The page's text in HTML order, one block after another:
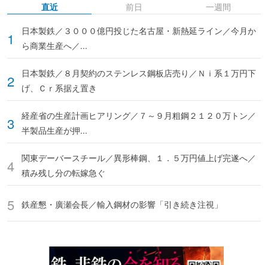
直近
日本製鉄／３０００億円投じた名古屋・新熱延ライン／今月か
ら商業生産へ／...
日本製鉄／８月契約のステンレス鋼板店売り／Ｎｉ系１万円下
げ、Ｃｒ系据え置き
経産省の生産計画ヒアリング／７～９月粗鋼２１２０万トン／
半製品生産が押...
関東デーバースチール／異形棒鋼、１．５万円値上げ完遂へ／
積み残し分の転嫁急ぐ
鉄産懇・廣瀬会長／輸入鋼材の影響「引き続き注視」
前日 一週間